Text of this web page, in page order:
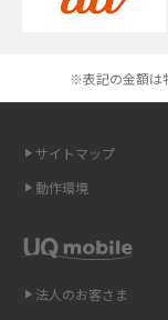
Androidスマホとは？
高校生にスマホ制限
トを解説
スマホや携帯端末の通
※表記の金額は
サイトマップ
動作環境
法人のお客さま